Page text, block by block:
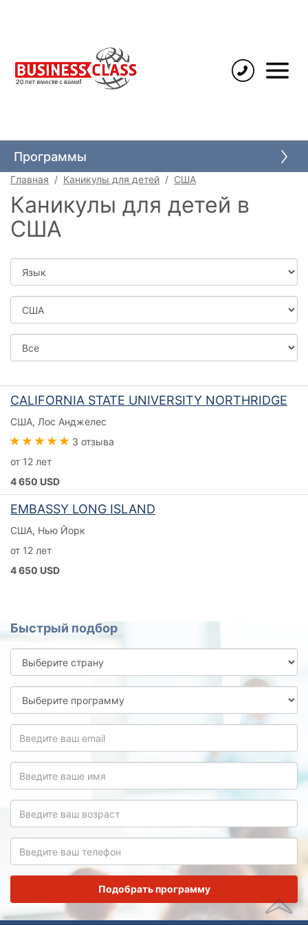
Программы
Языковые курсы
Среднее образование
Каникулы для детей
Школьные обмены
Главная Каникулы для детей США
Каникулы для детей в
США
Язык
Страна
Город
CALIFORNIA STATE UNIVERSITY NORTHRIDGE
США, Лос Анджелес
3 отзыва
от 12 лет
4 650 USD
EMBASSY LONG ISLAND
США, Нью Йорк
от 12 лет
4 650 USD
Быстрый подбор
Выберите
страну
Выберите
программу
Введите
ваш
Введите
ваше
Введите
ваш
Введите
ваш
Подобрать программу